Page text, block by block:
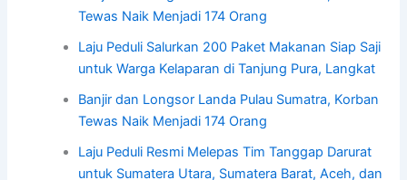
Tewas Naik Menjadi 174 Orang
Laju Peduli Salurkan 200 Paket Makanan Siap Saji
untuk Warga Kelaparan di Tanjung Pura, Langkat
Banjir dan Longsor Landa Pulau Sumatra, Korban
Tewas Naik Menjadi 174 Orang
Laju Peduli Resmi Melepas Tim Tanggap Darurat
untuk Sumatera Utara, Sumatera Barat, Aceh, dan